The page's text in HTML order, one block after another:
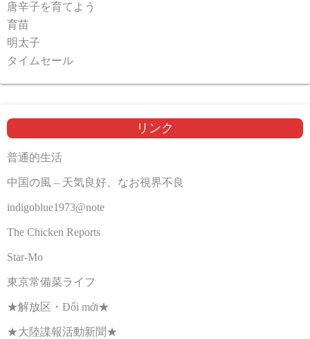
唐辛子を育てよう
育苗
明太子
タイムセール
リンク
普通的生活
中国の風 – 天気良好、なお視界不良
indigoblue1973@note
The Chicken Reports
Star-Mo
東京常備菜ライフ
★解放区・Đổi mới★
★大陸諜報活動新聞★